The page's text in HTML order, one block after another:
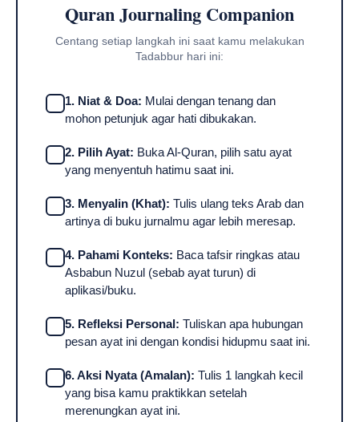
Quran Journaling Companion
Centang setiap langkah ini saat kamu melakukan
Tadabbur hari ini:
1. Niat & Doa: Mulai dengan tenang dan
mohon petunjuk agar hati dibukakan.
2. Pilih Ayat: Buka Al-Quran, pilih satu ayat
yang menyentuh hatimu saat ini.
3. Menyalin (Khat): Tulis ulang teks Arab dan
artinya di buku jurnalmu agar lebih meresap.
4. Pahami Konteks: Baca tafsir ringkas atau
Asbabun Nuzul (sebab ayat turun) di
aplikasi/buku.
5. Refleksi Personal: Tuliskan apa hubungan
pesan ayat ini dengan kondisi hidupmu saat ini.
6. Aksi Nyata (Amalan): Tulis 1 langkah kecil
yang bisa kamu praktikkan setelah
merenungkan ayat ini.